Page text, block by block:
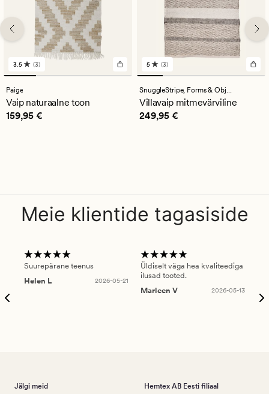
3
arvustust
keskmise
hinnanguga
3.5
3.5 (3)
Paige
Vaip naturaalne toon
Pris_ee 159,95 €
159,95 €
3
arvustust
keskmise
hinnanguga
5
5 (3)
SnuggleStripe, Forms & Objects
Villavaip mitmevärviline
Pris_ee 249,95 €
249,95 €
Meie klientide tagasiside
Suurepärane teenus
Helen L
2026-05-21
Üldiselt väga hea kvaliteediga
ilusad tooted.
Marleen V
2026-05-13
Jälgi meid Hemtex AB Eesti filiaal